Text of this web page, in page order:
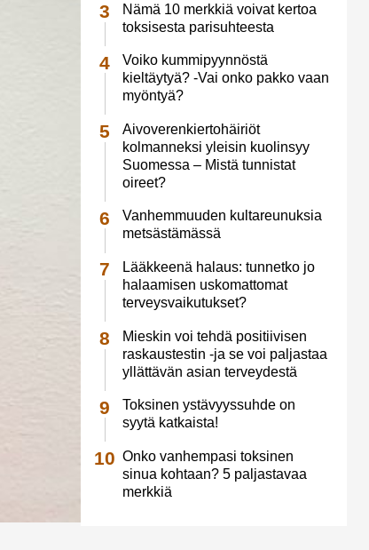
Nämä 10 merkkiä voivat kertoa
toksisesta parisuhteesta
Voiko kummipyynnöstä
kieltäytyä? -Vai onko pakko vaan
myöntyä?
Aivoverenkiertohäiriöt
kolmanneksi yleisin kuolinsyy
Suomessa – Mistä tunnistat
oireet?
Vanhemmuuden kultareunuksia
metsästämässä
Lääkkeenä halaus: tunnetko jo
halaamisen uskomattomat
terveysvaikutukset?
Mieskin voi tehdä positiivisen
raskaustestin -ja se voi paljastaa
yllättävän asian terveydestä
Toksinen ystävyyssuhde on
syytä katkaista!
Onko vanhempasi toksinen
sinua kohtaan? 5 paljastavaa
merkkiä